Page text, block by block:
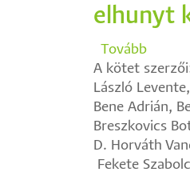
elhunyt
Tovább
Szabó
Gábor-
egy
A kötet
László
Bene Adrián,
Breszkovics
D. Horváth
Fekete